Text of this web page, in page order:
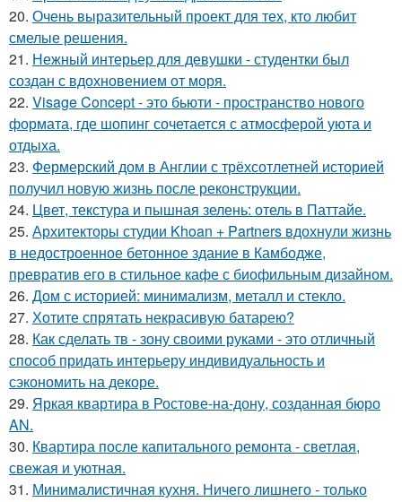
20. Очень выразительный проект для тех, кто любит
смелые решения.
21. Нежный интерьер для девушки - студентки был
создан с вдохновением от моря.
22. Visage Concept - это бьюти - пространство нового
формата, где шопинг сочетается с атмосферой уюта и
отдыха.
23. Фермерский дом в Англии с трёхсотлетней историей
получил новую жизнь после реконструкции.
24. Цвет, текстура и пышная зелень: отель в Паттайе.
25. Архитекторы студии Khoan + Partners вдохнули жизнь
в недостроенное бетонное здание в Камбодже,
превратив его в стильное кафе с биофильным дизайном.
26. Дом с историей: минимализм, металл и стекло.
27. Хотите спрятать некрасивую батарею?
28. Как сделать тв - зону своими руками - это отличный
способ придать интерьеру индивидуальность и
сэкономить на декоре.
29. Яркая квартира в Ростове-на-дону, созданная бюро
AN.
30. Квартира после капитального ремонта - светлая,
свежая и уютная.
31. Минималистичная кухня. Ничего лишнего - только